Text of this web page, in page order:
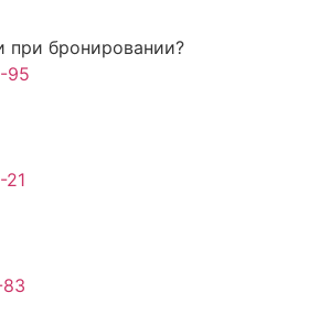
при бронировании?
95